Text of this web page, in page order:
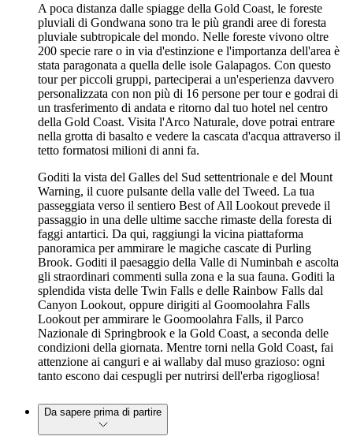
A poca distanza dalle spiagge della Gold Coast, le foreste
pluviali di Gondwana sono tra le più grandi aree di foresta
pluviale subtropicale del mondo. Nelle foreste vivono oltre
200 specie rare o in via d'estinzione e l'importanza dell'area è
stata paragonata a quella delle isole Galapagos. Con questo
tour per piccoli gruppi, parteciperai a un'esperienza davvero
personalizzata con non più di 16 persone per tour e godrai di
un trasferimento di andata e ritorno dal tuo hotel nel centro
della Gold Coast. Visita l'Arco Naturale, dove potrai entrare
nella grotta di basalto e vedere la cascata d'acqua attraverso il
tetto formatosi milioni di anni fa.
Goditi la vista del Galles del Sud settentrionale e del Mount
Warning, il cuore pulsante della valle del Tweed. La tua
passeggiata verso il sentiero Best of All Lookout prevede il
passaggio in una delle ultime sacche rimaste della foresta di
faggi antartici. Da qui, raggiungi la vicina piattaforma
panoramica per ammirare le magiche cascate di Purling
Brook. Goditi il paesaggio della Valle di Numinbah e ascolta
gli straordinari commenti sulla zona e la sua fauna. Goditi la
splendida vista delle Twin Falls e delle Rainbow Falls dal
Canyon Lookout, oppure dirigiti al Goomoolahra Falls
Lookout per ammirare le Goomoolahra Falls, il Parco
Nazionale di Springbrook e la Gold Coast, a seconda delle
condizioni della giornata. Mentre torni nella Gold Coast, fai
attenzione ai canguri e ai wallaby dal muso grazioso: ogni
tanto escono dai cespugli per nutrirsi dell'erba rigogliosa!
Da sapere prima di partire